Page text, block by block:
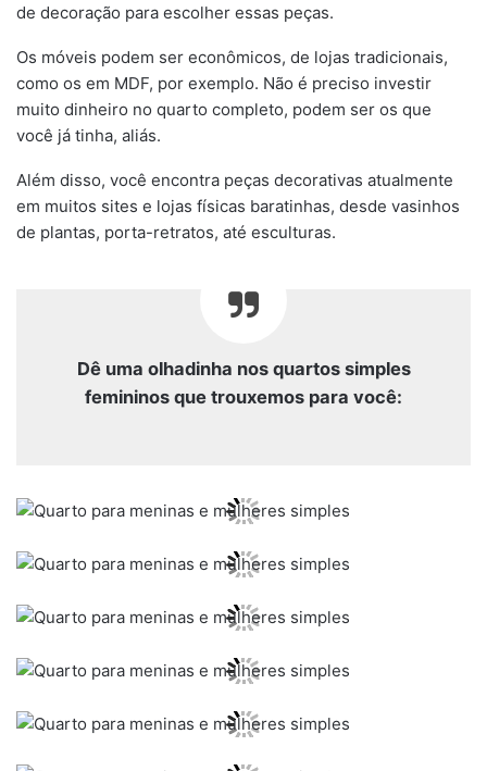
de decoração para escolher essas peças.
Os móveis podem ser econômicos, de lojas tradicionais,
como os em MDF, por exemplo. Não é preciso investir
muito dinheiro no quarto completo, podem ser os que
você já tinha, aliás.
Além disso, você encontra peças decorativas atualmente
em muitos sites e lojas físicas baratinhas, desde vasinhos
de plantas, porta-retratos, até esculturas.
Dê uma olhadinha nos quartos simples
femininos que trouxemos para você: